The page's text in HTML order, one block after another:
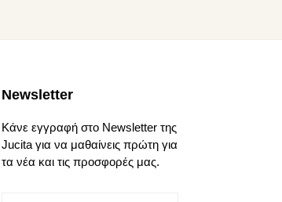
Newsletter
Κάνε εγγραφή στο Newsletter της
Jucita για να μαθαίνεις πρώτη για
τα νέα και τις προσφορές μας.